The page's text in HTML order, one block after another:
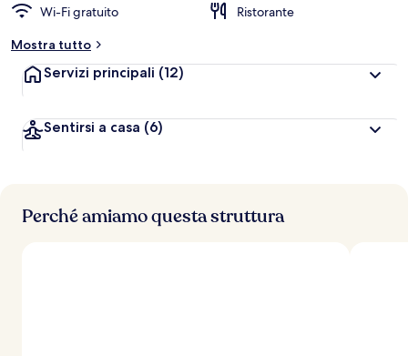
u
z
a
Wi-Fi gratuito
Ristorante
Mostra tutto
Servizi principali (12)
Sentirsi a casa (6)
Perché amiamo questa struttura